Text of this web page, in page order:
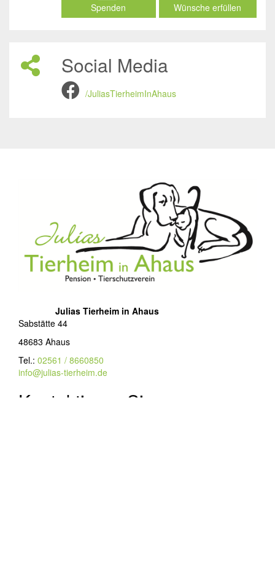
Spenden Wünsche erfüllen
Social Media
/JuliasTierheimInAhaus
Julias Tierheim in Ahaus
Sabstätte 44
48683 Ahaus
Tel.: 02561 / 8660850
info@julias-tierheim.de
Kontaktieren Sie uns